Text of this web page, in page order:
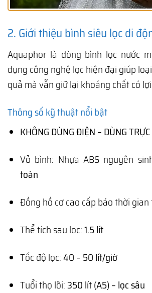
2. Giới thiệu bình siêu lọc di
Aquaphor là dòng bình lọc nước
dụng công nghệ lọc hiện đại giúp
quả mà vẫn giữ lại khoáng chất có
Thông số kỹ thuật nổi bật
KHÔNG DÙNG ĐIỆN – DÙNG
Vỏ bình: Nhựa ABS nguyên
toàn
Đồng hồ cơ cao cấp báo thời
Thể tích sau lọc:1.5 lít
Tốc độ lọc:40 – 50 lít/giờ
Tuổi thọ lõi:350 lít (A5) – lọc sâu